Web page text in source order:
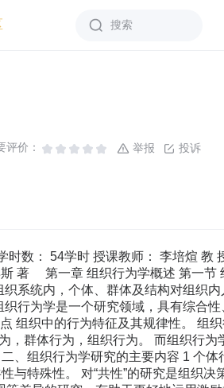
搜索
评价： 投诉
举报
关学科的关系是什 么？ 五、组织行为学面临的挑战是什么？ 第二章 个体行为 第一节 个体行为基础分析 一、个体行为基础分析构成、传记特征 研究内容包括员工的年龄、性别、婚姻状况、 抚养人数、任职时间等因素，这些因素直接和间接地影响职工的工作效率，满意度，缺勤率及流动性。 一般认为年龄与缺勤率的关系是：对于可避免的缺勤，青年人高于中老年人。而不可避免的 就性别而言：在工作绩效方面，男、女差别不大。女性更倾向与服从权威，男性更倾向与进取心和对自己较高的期望值。 婚姻状况：已婚者和稳定的家庭关系有助于增加职工的满意度，减少缺勤率。 任职时间因素：一般认为任职时间与缺勤率成负关系，与此同时，它与职工的流动率也成负相关关系。 缺勤（如生病），则中老年人高于青年人。 在我国，对上述因素分析，调查统计数据尚欠完整，结论有待进一步研究证实。 2、员工个性、气质、能力、性格等心理因素（关于上述因素与组织管理的关系，将另行列题分析。） 二、个性（人格）及其心理特征 个性是指一个人在先天素质的基础上，在一定的 社会历史条件下，通过社会实践所形成和发展的比 较稳定的心理特征的综合。 个性的形成与发展 遗传因素 如身材、相貌、性别、生物节律、气质等，人的兴趣爱好30%也来自遗传。 后天因素 环境因素（如成长的文化背景、社会群体规范、生活条件等。） 总和性 蕴涵了人的各种心理特征（如气质性格、能力、态度、价值观等） 稳定性 人的个性形成有一个过程。一旦形成，就会保持相对的稳定性。 差异性 人与人之间个性特征存在明显的差异。 人性（人格）的分类 有多种多样的分类方法。 （1 ）按人的工作特点与感情特征分： 可分为A型人格与B型人格。 其中A型人格表现为： (a) 节奏快 (b) 争强好胜 [c] 追求同时做好和处理多 件事物 (d) 无法处理休闲时光 (e) 着眼于数字与数量 反之则为B型人格。 （2） 按人的认知风格分： A 感觉 感情型 表现为凭感觉办事，讲究实际，重视人与人之间感情因素。 B 直觉 感情型 思考问题更多地带有理性色彩，富有想象力，希望别出心裁，重视感情因素。 C 感觉 思考型 讲究实际，重视细节，习惯逻辑推理，循规蹈矩，喜欢与数字打交道。 D 直觉 思考型 重视抽象，习惯于不带 有感情色彩的理性思维，喜欢在不涉及人际关系的部门工作。 （3）按管理性人格分类： 工匠型 属于技术专家型，工作细致入微，对人际关系不敏感。 丛林斗士型 又分为狮型斗士和狐型斗士。前者有强烈的领袖欲望和权力需求，有魄力，敢担风险，精力充沛。后者魄力不足，但善于平衡人际关系和运用各种技术。 企业人型 忠实可靠，兢兢业业，但魄力不足，循规蹈矩，缺乏强烈的进取心和革新性。 赛车手型 渴望成为群体中的优胜者与明星人物，有进取心，但不醉心于势力范围和主宰 地位。 三、气 质 1 什么是气质 指人的高级神经活动特征（速度、强度、指向性） 在个体感情与行为中的重要表现。它是人的一种独特 而典型稳定的心理特征。 根据希波克拉底的观点，气质可分为四种典型的类型。 胆汁质（急躁型） 表现为精力充沛，动作迅猛，直率热情，但自制力差，性急而粗心。 多血质（活泼型） 表现为机敏灵活，善于交际，兴趣广泛，但注意力易转移，缺乏耐性。 粘液质（怡静型） 稳重细心，行为持久，自制力 强，但思维反映慢，固执而拘谨。 抑郁型（神经质） 表现为内心感情体验丰富，但孤僻胆怯，优柔寡断，具有刻板性。难以承受强烈刺激。 3 气质分类的理论依据 著名生理学家巴甫洛夫认为：人的高级神经活动 分为两个过程，即兴奋过程和抑制过程。 两种过程表现为三个特点，即强度、平衡性和灵活性。 不平衡性 胆汁质 高级 高强度（弱型） 灵活性高 多血质 神经 活动 平衡性 类型 灵活性低 粘液质 强度底（强型） 抑郁质 4 气质管理 合理地选择工作与职业（重视职业和气质的区）。 气质与教育训练（重视因人而异的教育方法和手段）。 气质多样性和群体结构的合理性。 四、能 力 1、 能力的概念 指人们能够顺利完成某种活动的 心理特征，是影响组织绩效的关键性因素。 2、 能力的形成 天资 （遗传因素）包括智力天资和体力天资 智力天资 包括对数量（计算能力）、空间（图形）的理解能力，记忆与协调以及控制精度的能力等。 体力天资 如反映速度，灵巧性（平衡性，协调性）能力等。 学习（后天因素） 培训：各种技能，特别是专业技能获得的基本条件。 经验：社会实践的产物，能使人的能力得到全面发展和完善。 3、能力的特点 大量的研究表明，人的能力符合正态分布。如图所示： 4、能力与管理 （1）人员选聘与能力标准，要求二者相互匹配。 以管理人员为主，如图所示： 技术能力 人际关系能力 管理能力 上 中 下 其比例如下： （2）能力与培训 培训作为后天因素和非智